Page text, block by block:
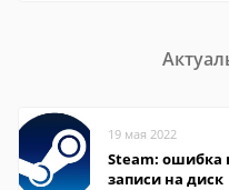
19 мая 2022
Steam: ошибка
записи на диск